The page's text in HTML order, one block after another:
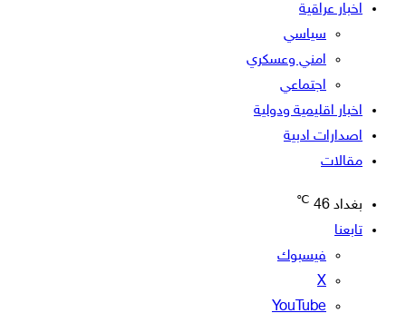
اخبار عراقية
سياسي
امني وعسكري
اجتماعي
اخبار اقليمية ودولية
اصدارات ادبية
مقالات
بغداد 46
℃
تابعنا
فيسبوك
‫X
‫YouTube